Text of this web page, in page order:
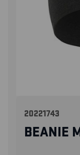
20221743
BEANIE